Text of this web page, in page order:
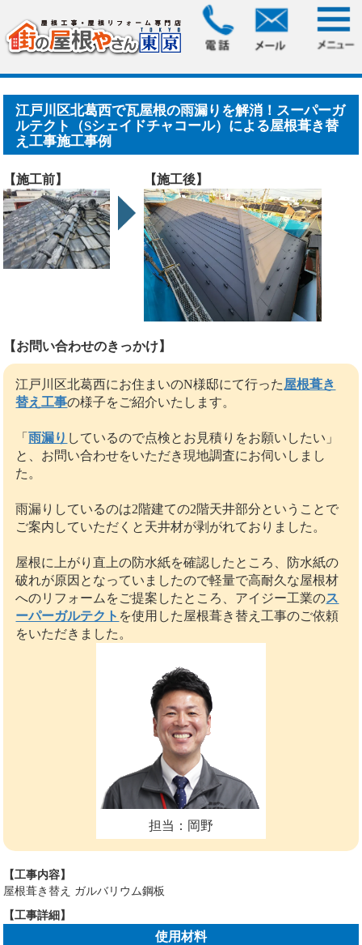
> 江戸川区北葛西で瓦屋根の雨漏りを解
消！スーパーガルテクト（S.....
江戸川区北葛西で瓦屋根の雨漏りを解消！スーパーガ
ルテクト（Sシェイドチャコール）による屋根葺き替
え工事施工事例
【施工前】 【施工後】
【お問い合わせのきっかけ】
江戸川区北葛西にお住まいのN様邸にて行った屋根葺き
替え工事の様子をご紹介いたします。
「雨漏り しているので点検とお見積りをお願いしたい」
と、お問い合わせをいただき現地調査にお伺いしまし
た。
雨漏りしているのは2階建ての2階天井部分ということで
ご案内していただくと天井材が剥がれておりました。
屋根に上がり直上の防水紙を確認したところ、防水紙の
破れが原因となっていましたので軽量で高耐久な屋根材
へのリフォームをご提案したところ、アイジー工業のス
ーパーガルテクト を使用した屋根葺き替え工事のご依頼
をいただきました。
担当：岡野
【工事内容】
屋根葺き替え ガルバリウム鋼板
【工事詳細】
使用材料